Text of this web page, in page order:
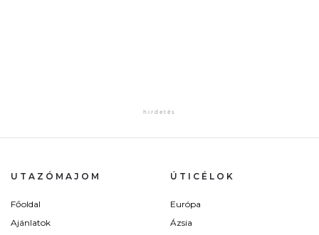
UTAZÓMAJOM
Főoldal
Ajánlatok
ÚTICÉLOK
Európa
Ázsia